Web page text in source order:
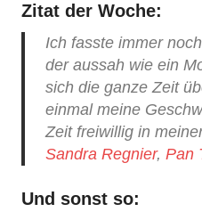
Zitat der Woche:
Ich fasste immer
der aussah wie ein
sich die ganze Zeit
einmal meine
Zeit freiwillig in
Sandra Regnier, Pan
Und sonst so: